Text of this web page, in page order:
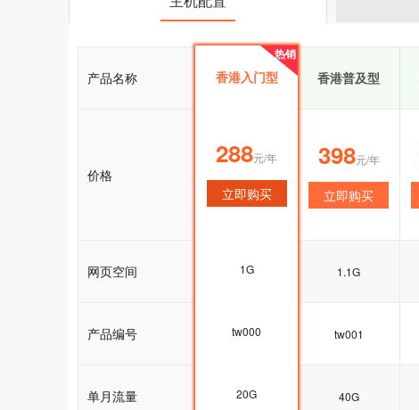
产品名称
热销
香港入门型 香港普及型
价格
288元/年
立即购买
398元/年
立即购买
网页空间 1G 1.1G
产品编号 tw000 tw001
单月流量 20G 40G
热销
香港入门型
288元/年
立即购买
1G
tw000
20G